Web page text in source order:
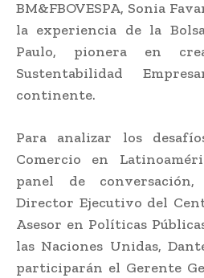
BM&FBOVESPA, Sonia
la experiencia de la
Paulo, pionera en
Sustentabilidad
continente.
Para analizar los
Comercio en
panel de
Director Ejecutivo del
Asesor en Políticas
las Naciones Unidas,
participarán el Gerente